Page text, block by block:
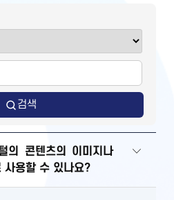
검색
의 콘텐츠의 이미지나
사용할 수 있나요?